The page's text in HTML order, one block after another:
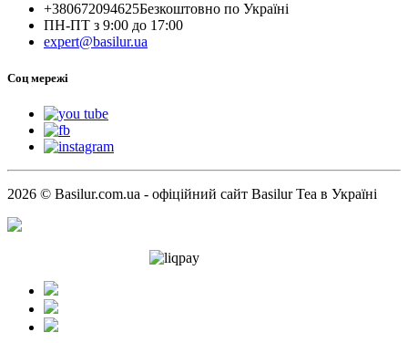
+380672094625Безкоштовно по Україні
ПН-ПТ з 9:00 до 17:00
expert@basilur.ua
Cоц мережі
2026 © Basilur.com.ua - офіційний сайт Basilur Tea в Україні